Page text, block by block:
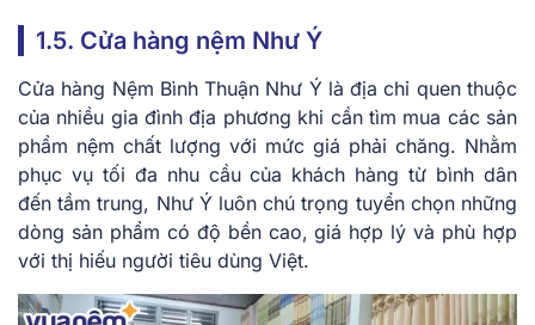
1.5. Cửa hàng nệm Như Ý
Cửa hàng Nệm Bình Thuận Như Ý là địa chỉ quen thuộc
của nhiều gia đình địa phương khi cần tìm mua các sản
phẩm nệm chất lượng với mức giá phải chăng. Nhằm
phục vụ tối đa nhu cầu của khách hàng từ bình dân
đến tầm trung, Như Ý luôn chú trọng tuyển chọn những
dòng sản phẩm có độ bền cao, giá hợp lý và phù hợp
với thị hiếu người tiêu dùng Việt.